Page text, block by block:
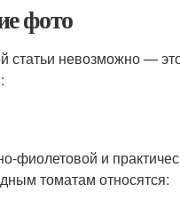
фото
статьи невозможно —
фиолетовой и
томатам относятся: